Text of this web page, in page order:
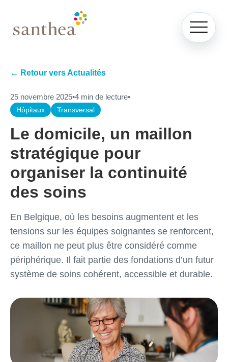
← Retour vers Actualités
25 novembre 2025•4 min de lecture•
Hôpitaux Transversal
Le domicile, un maillon
stratégique pour
organiser la continuité
des soins
En Belgique, où les besoins augmentent et les
tensions sur les équipes soignantes se renforcent,
ce maillon ne peut plus être considéré comme
périphérique. Il fait partie des fondations d’un futur
système de soins cohérent, accessible et durable.